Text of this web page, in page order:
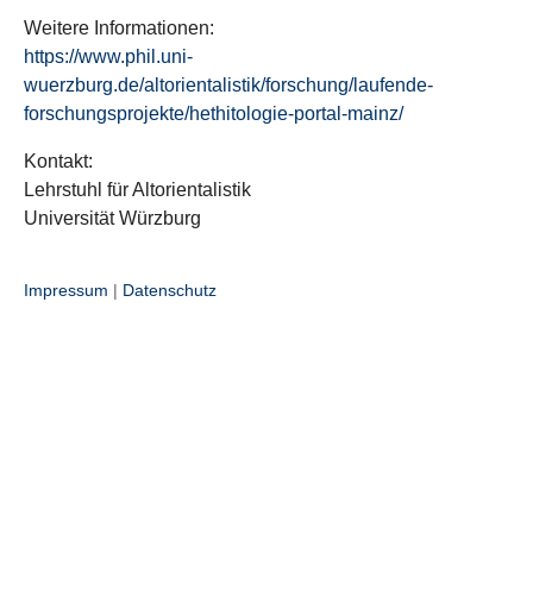
Weitere Informationen:
https://www.phil.uni-
wuerzburg.de/altorientalistik/forschung/laufende-
forschungsprojekte/hethitologie-portal-mainz/
Kontakt:
Lehrstuhl für Altorientalistik
Universität Würzburg
Impressum | Datenschutz